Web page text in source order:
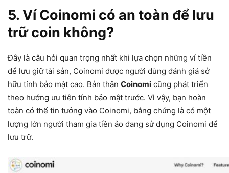
5. Ví Coinomi có an toàn để lưu
trữ coin không?
Đây là câu hỏi quan trọng nhất khi lựa chọn những ví tiền
để lưu giữ tài sản, Coinomi được người dùng đánh giá sở
hữu tính bảo mật cao. Bản thân Coinomi cũng phát triển
theo hướng ưu tiên tính bảo mật trước. Vì vậy, bạn hoàn
toàn có thể tin tưởng vào Coinomi, bằng chứng là có một
lượng lớn người tham gia tiền ảo đang sử dụng Coinomi để
lưu trữ.